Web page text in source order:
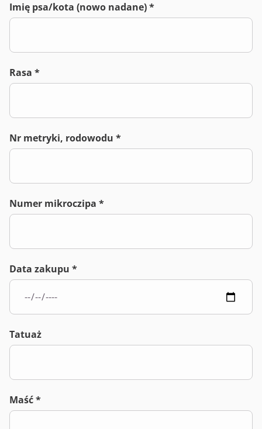
Imię psa/kota (nowo nadane) *
Rasa *
Nr metryki, rodowodu *
Numer mikroczipa *
Data zakupu *
Tatuaż
Maść *